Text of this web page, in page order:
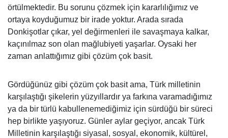
örtülmektedir. Bu sorunu çözmek için kararlılığımız ve
ortaya koyduğumuz bir irade yoktur. Arada sırada
Donkişotlar çıkar, yel değirmenleri ile savaşmaya kalkar,
kaçınılmaz son olan mağlubiyeti yaşarlar. Oysaki her
zaman anlattığımız gibi çözüm çok basit.
Gördüğünüz gibi çözüm çok basit ama, Türk milletinin
karşılaştığı şikelerin yüzyıllardır ya farkına varamadığımız
ya da bir türlü kabullenemediğimiz için sürdüğü bir süreci
hep birlikte yaşıyoruz. Günler aylar geçiyor, ancak Türk
Milletinin karşılaştığı siyasal, sosyal, ekonomik, kültürel,